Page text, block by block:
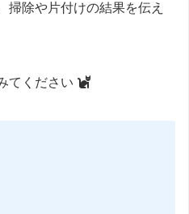
掃除や片付けの結果を伝え
てください